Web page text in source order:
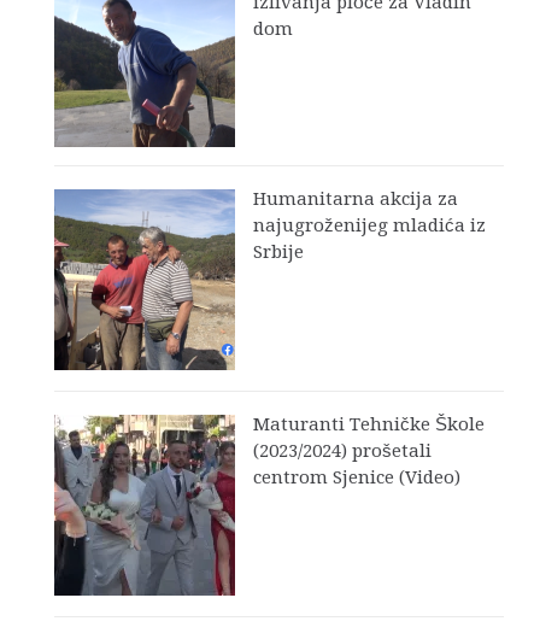
dom
Humanitarna akcija za
najugroženijeg mladića iz
Srbije
Maturanti Tehničke Škole
(2023/2024) prošetali
centrom Sjenice (Video)